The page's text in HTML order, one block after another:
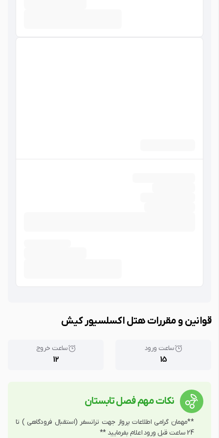
قوانین و مقررات هتل اکسلسیور کیش
ساعت ورود
15
ساعت خروج
12
نکات مهم فصل تابستان
24 ساعت قبل ورود اعلام بفرمایید **